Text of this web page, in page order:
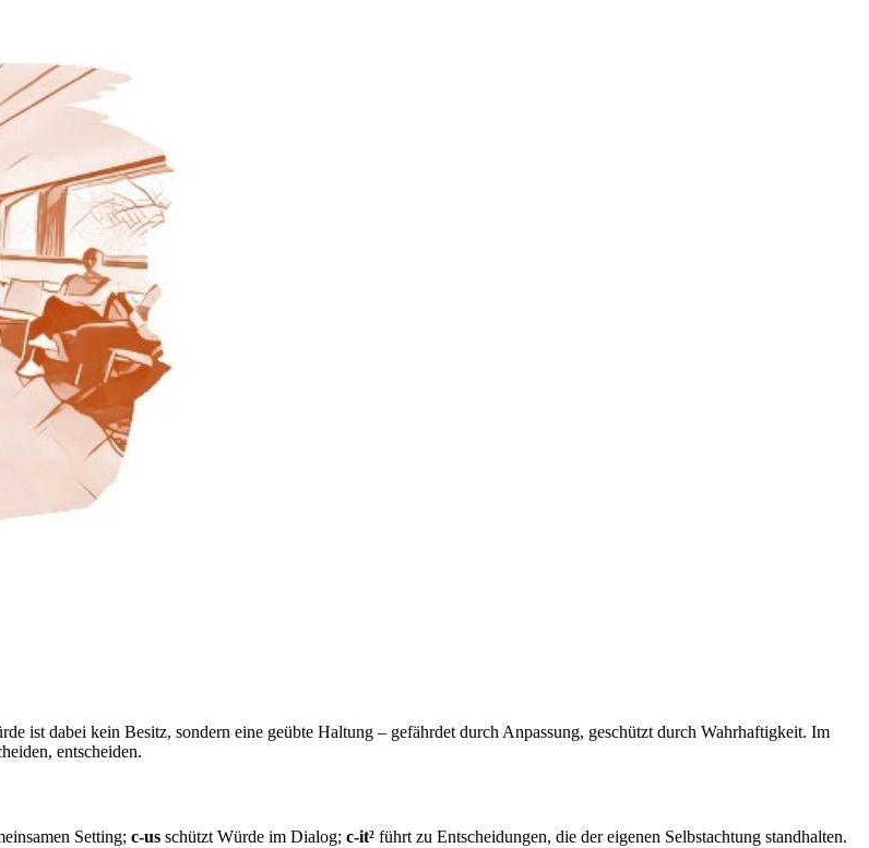
ist dabei kein Besitz, sondern eine geübte Haltung – gefährdet durch Anpassung, geschützt durch Wahrhaftigkeit. Im
entscheiden.
Setting; c-us schützt Würde im Dialog; c-it² führt zu Entscheidungen, die der eigenen Selbstachtung standhalten.